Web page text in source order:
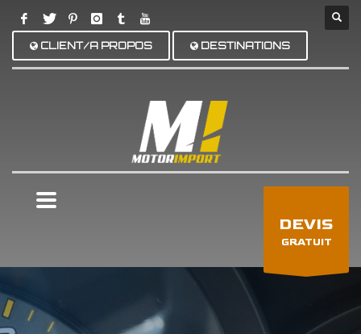
CLIENT/A PROPOS DESTINATIONS
DEVIS
GRATUIT